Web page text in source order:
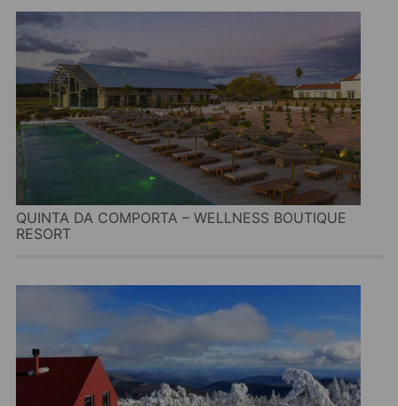
QUINTA DA COMPORTA – WELLNESS BOUTIQUE
RESORT